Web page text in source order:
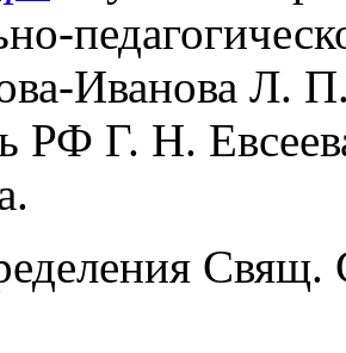
Иванова Л.
РФ Г. Н.